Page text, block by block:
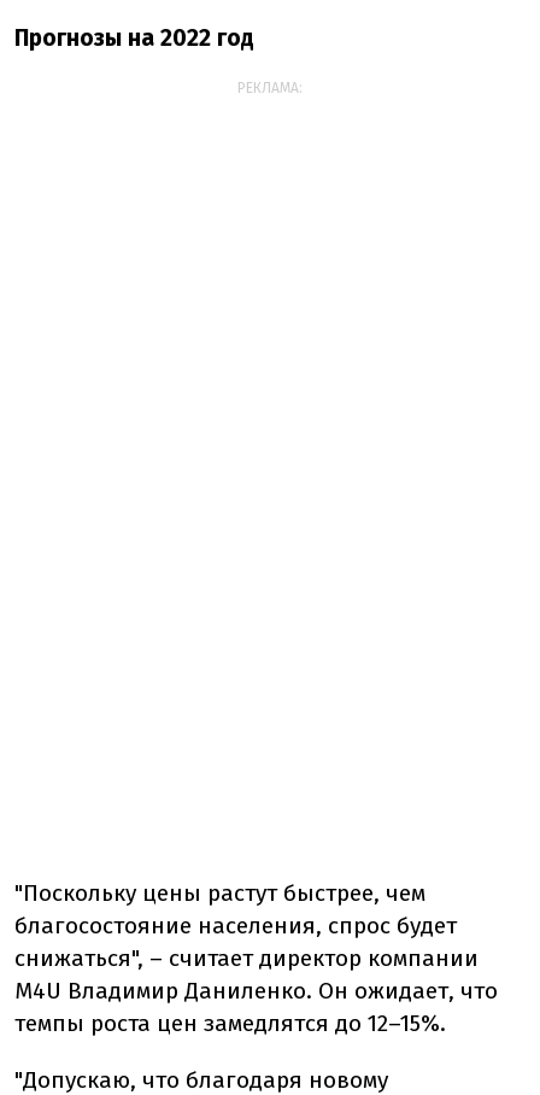
Прогнозы на 2022 год
РЕКЛАМА:
"Поскольку цены растут быстрее, чем
благосостояние населения, спрос будет
снижаться", – считает директор компании
M4U Владимир Даниленко. Он ожидает, что
темпы роста цен замедлятся до 12–15%.
"Допускаю, что благодаря новому